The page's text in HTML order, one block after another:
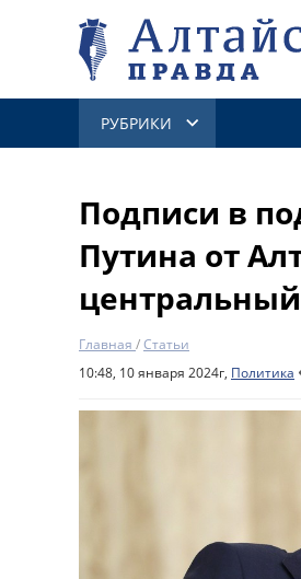
РУБРИКИ
Подписи в
Путина от
Главная /Статьи
10:48, 10 января 2024г, Политика